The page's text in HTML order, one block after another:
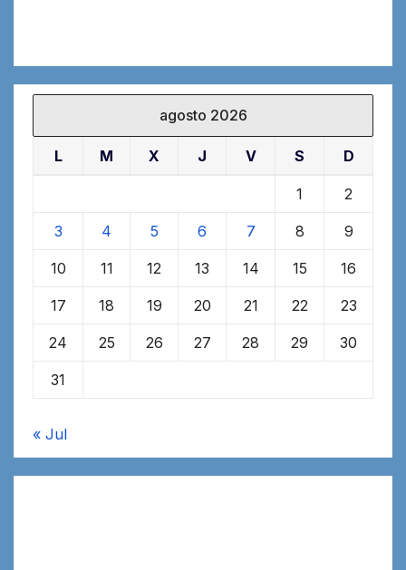
agosto 2026
L M X J V S D
1 2
3 4 5 6 7 8 9
10 11 12 13 14 15 16
17 18 19 20 21 22 23
24 25 26 27 28 29 30
31
« Jul